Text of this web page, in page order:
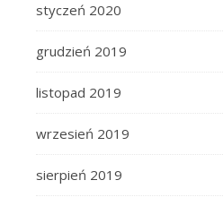
styczeń 2020
grudzień 2019
listopad 2019
wrzesień 2019
sierpień 2019